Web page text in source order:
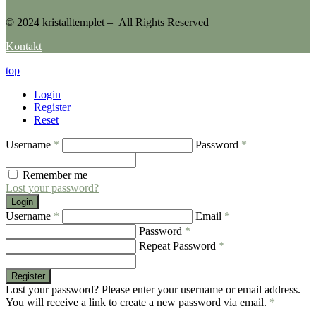
© 2024 kristalltemplet – All Rights Reserved
Kontakt
top
Login
Register
Reset
Username * Password *
Remember me
Lost your password?
Login
Username * Email *
Password *
Repeat Password *
Register
Lost your password? Please enter your username or email address.
You will receive a link to create a new password via email. *